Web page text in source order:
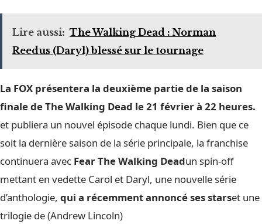
Lire aussi: The Walking Dead : Norman
Reedus (Daryl) blessé sur le tournage
La FOX présentera la deuxième partie de la saison
finale de The Walking Dead le 21 février à 22 heures.
et publiera un nouvel épisode chaque lundi. Bien que ce
soit la dernière saison de la série principale, la franchise
continuera avec Fear The Walking Deadun spin-off
mettant en vedette Carol et Daryl, une nouvelle série
d’anthologie, qui a récemment annoncé ses starset une
trilogie de(Andrew Lincoln)